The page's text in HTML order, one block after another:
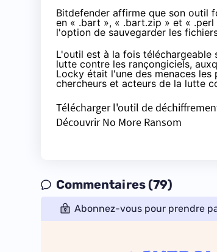
Bitdefender affirme que son outil
en « .bart », « .bart.zip » et «
l'option de sauvegarder les
L'outil est à la fois téléchargeable
lutte contre les rançongiciels,
Locky était l'une des menaces
chercheurs et acteurs de la lutte
Télécharger l'outil de
Découvrir No More Ransom
Commentaires (79)
Abonnez-vous pour prendre